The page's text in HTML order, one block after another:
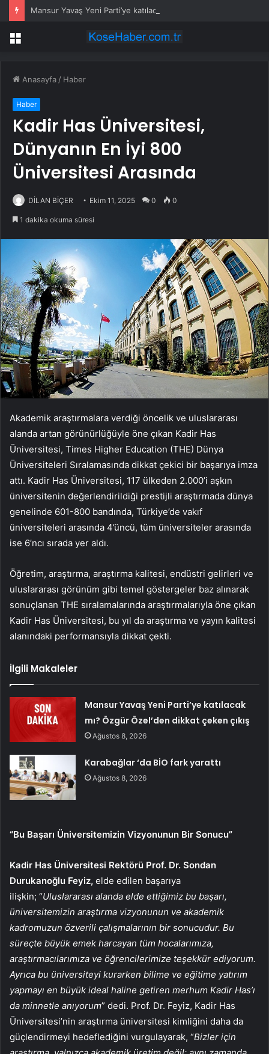
Menü
Anasayfa / Haber
Haber
Kadir Has Üniversitesi,
Dünyanın En İyi 800
Üniversitesi Arasında
DİLAN BİÇER Ekim 11, 2025 0 0
1 dakika okuma süresi
Akademik araştırmalara verdiği öncelik ve uluslararası
alanda artan görünürlüğüyle öne çıkan Kadir Has
Üniversitesi, Times Higher Education (THE) Dünya
Üniversiteleri Sıralamasında dikkat çekici bir başarıya imza
attı. Kadir Has Üniversitesi, 117 ülkeden 2.000’i aşkın
üniversitenin değerlendirildiği prestijli araştırmada dünya
genelinde 601-800 bandında, Türkiye’de vakıf
üniversiteleri arasında 4’üncü, tüm üniversiteler arasında
ise 6’ncı sırada yer aldı.
Öğretim, araştırma, araştırma kalitesi, endüstri gelirleri ve
uluslararası görünüm gibi temel göstergeler baz alınarak
sonuçlanan THE sıralamalarında araştırmalarıyla öne çıkan
Kadir Has Üniversitesi, bu yıl da araştırma ve yayın kalitesi
alanındaki performansıyla dikkat çekti.
İlgili Makaleler
Mansur Yavaş Yeni Parti’ye katılacak
mı? Özgür Özel’den dikkat çeken çıkış
Ağustos 8, 2026
Karabağlar ‘da BİO fark yarattı
Ağustos 8, 2026
“Bu Başarı Üniversitemizin Vizyonunun Bir Sonucu”
Kadir Has Üniversitesi Rektörü Prof. Dr. Sondan
Durukanoğlu Feyiz, elde edilen başarıya
ilişkin; “Uluslararası alanda elde ettiğimiz bu başarı,
üniversitemizin araştırma vizyonunun ve akademik
kadromuzun özverili çalışmalarının bir sonucudur. Bu
süreçte büyük emek harcayan tüm hocalarımıza,
araştırmacılarımıza ve öğrencilerimize teşekkür ediyorum.
Ayrıca bu üniversiteyi kurarken bilime ve eğitime yatırım
yapmayı en büyük ideal haline getiren merhum Kadir Has’ı
da minnetle anıyorum” dedi. Prof. Dr. Feyiz, Kadir Has
Üniversitesi’nin araştırma üniversitesi kimliğini daha da
güçlendirmeyi hedeflediğini vurgulayarak, “Bizler için